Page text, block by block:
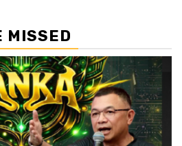
MISSED